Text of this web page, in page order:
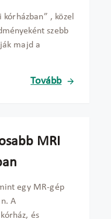
, közel
szebb
majd a
Tovább
MRI
egy MR-gép
A
és